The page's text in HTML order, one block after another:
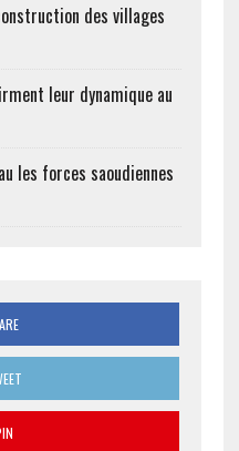
des villages
leur dynamique au
les forces saoudiennes